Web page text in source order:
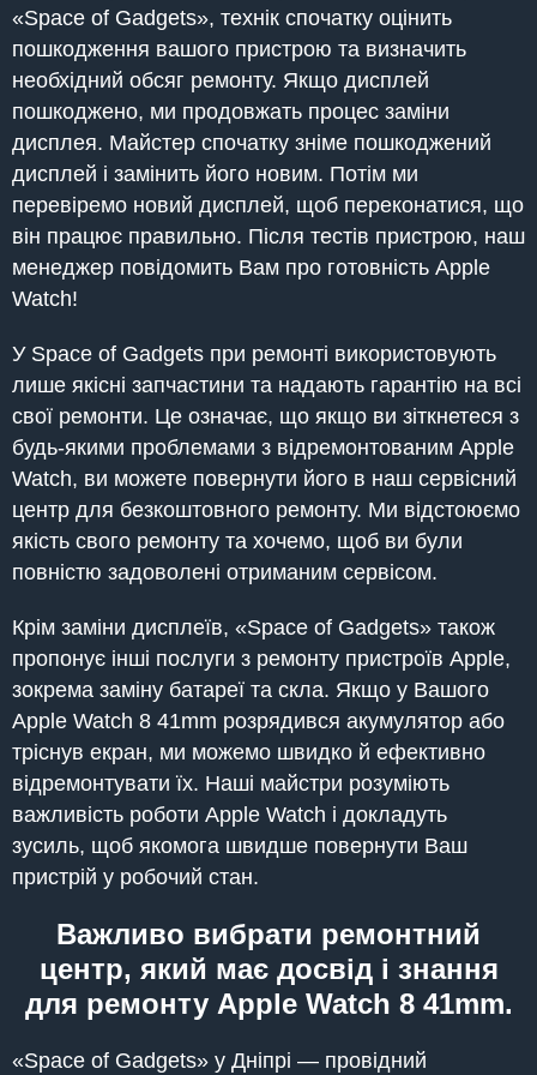
«Space of Gadgets», технік спочатку оцінить
пошкодження вашого пристрою та визначить
необхідний обсяг ремонту. Якщо дисплей
пошкоджено, ми продовжать процес заміни
дисплея. Майстер спочатку зніме пошкоджений
дисплей і замінить його новим. Потім ми
перевіремо новий дисплей, щоб переконатися, що
він працює правильно. Після тестів пристрою, наш
менеджер повідомить Вам про готовність Apple
Watch!
У Space of Gadgets при ремонті використовують
лише якісні запчастини та надають гарантію на всі
свої ремонти. Це означає, що якщо ви зіткнетеся з
будь-якими проблемами з відремонтованим Apple
Watch, ви можете повернути його в наш сервісний
центр для безкоштовного ремонту. Ми відстоюємо
якість свого ремонту та хочемо, щоб ви були
повністю задоволені отриманим сервісом.
Крім заміни дисплеїв, «Space of Gadgets» також
пропонує інші послуги з ремонту пристроїв Apple,
зокрема заміну батареї та скла. Якщо у Вашого
Apple Watch 8 41mm розрядився акумулятор або
тріснув екран, ми можемо швидко й ефективно
відремонтувати їх. Наші майстри розуміють
важливість роботи Apple Watch і докладуть
зусиль, щоб якомога швидше повернути Ваш
пристрій у робочий стан.
Важливо вибрати ремонтний
центр, який має досвід і знання
для ремонту Apple Watch 8 41mm.
«Space of Gadgets» у Дніпрі — провідний